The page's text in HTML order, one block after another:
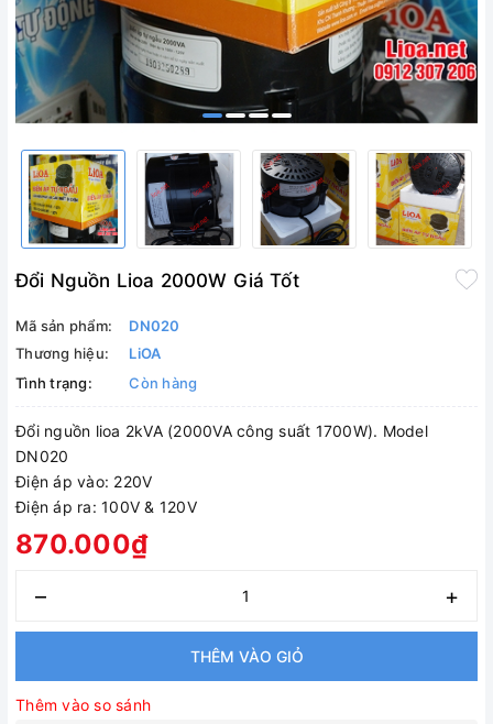
Đổi Nguồn Lioa 2000W Giá Tốt
Mã sản phẩm:
DN020
Thương hiệu:
LiOA
Tình trạng:
Còn hàng
Đổi nguồn lioa 2kVA (2000VA công suất 1700W). Model
DN020
Điện áp vào: 220V
Điện áp ra: 100V & 120V
870.000₫
– +
THÊM VÀO GIỎ
Thêm vào so sánh